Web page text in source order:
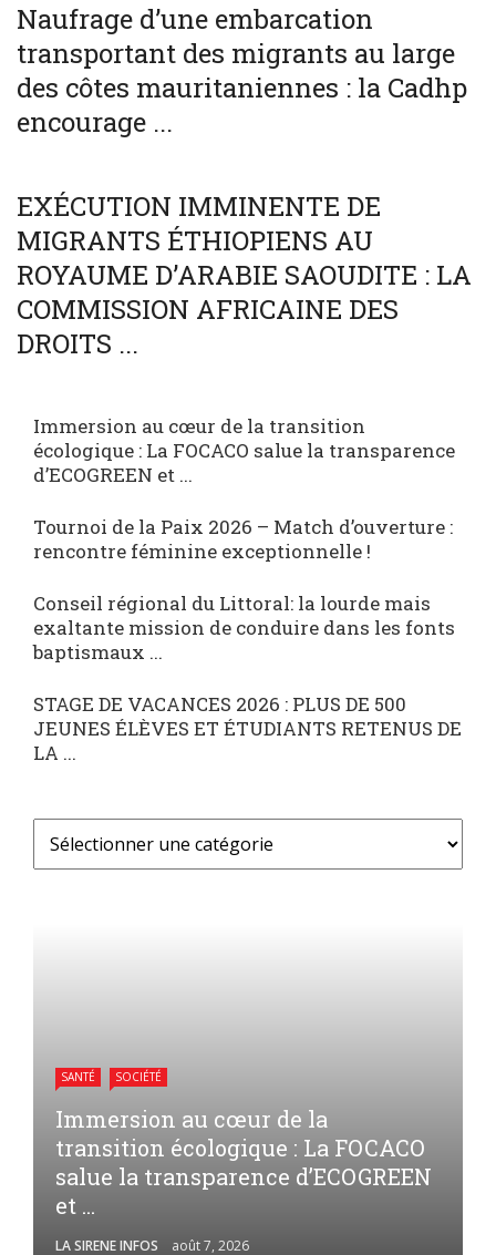
Naufrage d’une embarcation
transportant des migrants au large
des côtes mauritaniennes : la Cadhp
encourage ...
SOCIÉTÉ
EXÉCUTION IMMINENTE DE
MIGRANTS ÉTHIOPIENS AU
ROYAUME D’ARABIE SAOUDITE : LA
COMMISSION AFRICAINE DES
DROITS ...
Immersion au cœur de la transition
écologique : La FOCACO salue la transparence
d’ECOGREEN et ...
Tournoi de la Paix 2026 – Match d’ouverture :
rencontre féminine exceptionnelle !
Conseil régional du Littoral: la lourde mais
exaltante mission de conduire dans les fonts
baptismaux ...
STAGE DE VACANCES 2026 : PLUS DE 500
JEUNES ÉLÈVES ET ÉTUDIANTS RETENUS DE
LA ...
SANTÉ SOCIÉTÉ
Immersion au cœur de la
transition écologique : La FOCACO
salue la transparence d’ECOGREEN
et ...
LA SIRENE INFOS août 7, 2026